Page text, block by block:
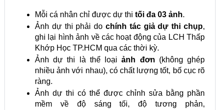
Mỗi cá nhân chỉ được dự thi tối đa 03 ảnh.
Ảnh dự thi phải do chính tác giả dự thi chụp,
ghi lại hình ảnh về các hoạt động của LCH Thấp
Khớp Học TP.HCM qua các thời kỳ.
Ảnh dự thi là thể loạiảnh đơn (không ghép
nhiều ảnh với nhau), có chất lượng tốt, bố cục rõ
ràng.
Ảnh dự thi có thể được chỉnh sửa bằng phần
mềm về độ sáng tối, độ tương phản,